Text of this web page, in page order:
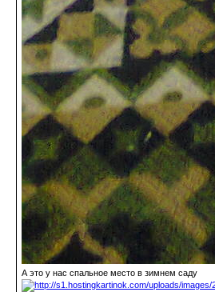
А это у нас спальное место в зимнем саду